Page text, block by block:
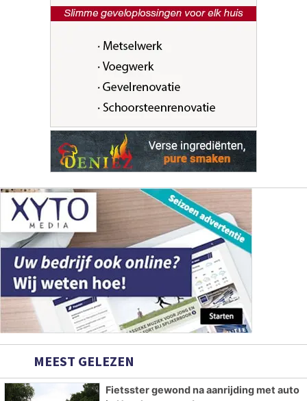
MEEST GELEZEN
Fietsster gewond na aanrijding met auto